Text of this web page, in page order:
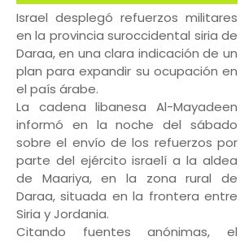
Israel desplegó refuerzos militares
en la provincia suroccidental siria de
Daraa, en una clara indicación de un
plan para expandir su ocupación en
el país árabe.
La cadena libanesa Al-Mayadeen
informó en la noche del sábado
sobre el envío de los refuerzos por
parte del ejército israelí a la aldea
de Maariya, en la zona rural de
Daraa, situada en la frontera entre
Siria y Jordania.
Citando fuentes anónimas, el